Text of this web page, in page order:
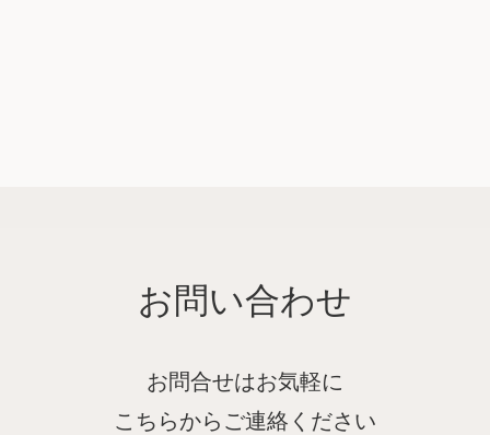
お問い合わせ
お問合せはお気軽に
こちらからご連絡ください